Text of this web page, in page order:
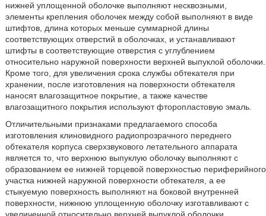
нижней уплощенной оболочке выполняют несквозными,
элементы крепления оболочек между собой выполняют в виде
штифтов, длина которых меньше суммарной длины
соответствующих отверстий в оболочках, и устанавливают
штифты в соответствующие отверстия с углублением
относительно наружной поверхности верхней выпуклой оболочки.
Кроме того, для увеличения срока службы обтекателя при
хранении, после изготовления на поверхности обтекателя
наносят влагозащитное покрытие, а также качестве
влагозащитного покрытия используют фторопластовую эмаль.
Отличительными признаками предлагаемого способа
изготовления клиновидного радиопрозрачного переднего
обтекателя корпуса сверхзвукового летательного аппарата
является то, что верхнюю выпуклую оболочку выполняют с
образованием ее нижней торцевой поверхностью периферийного
участка нижней наружной поверхности обтекателя, а ее
стыкуемую поверхность выполняют на боковой внутренней
поверхности, нижнюю уплощенную оболочку изготавливают с